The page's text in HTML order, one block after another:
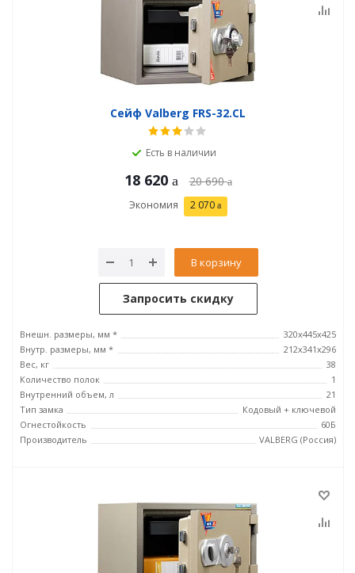
Сейф Valberg FRS-32.CL
Есть в наличии
18 620 20 690
Экономия 2 070
В корзину
Запросить скидку
Внешн. размеры, мм *
320x445x425
Внутр. размеры, мм *
212х341х296
Вес, кг
38
Количество полок
1
Внутренний объем, л
21
Тип замка
Кодовый + ключевой
Огнестойкость
60Б
Производитель
VALBERG (Россия)